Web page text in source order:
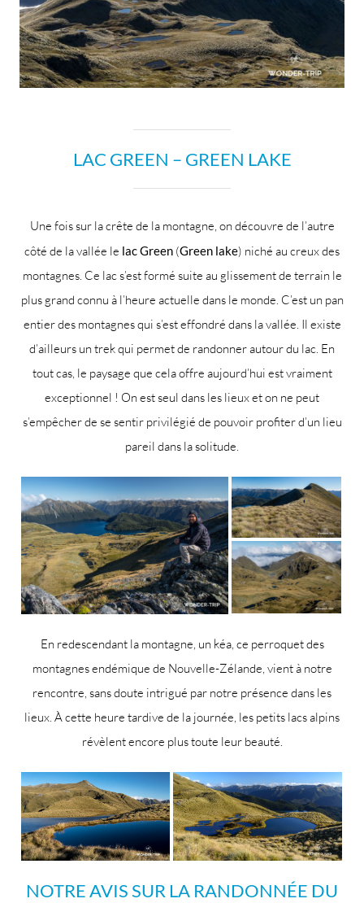
LAC GREEN – GREEN LAKE
Une fois sur la crête de la montagne, on découvre de l’autre
côté de la vallée le lac Green (Green lake) niché au creux des
montagnes. Ce lac s’est formé suite au glissement de terrain le
plus grand connu à l’heure actuelle dans le monde. C’est un pan
entier des montagnes qui s’est effondré dans la vallée. Il existe
d’ailleurs un trek qui permet de randonner autour du lac. En
tout cas, le paysage que cela offre aujourd’hui est vraiment
exceptionnel ! On est seul dans les lieux et on ne peut
s’empêcher de se sentir privilégié de pouvoir profiter d’un lieu
pareil dans la solitude.
En redescendant la montagne, un kéa, ce perroquet des
montagnes endémique de Nouvelle-Zélande, vient à notre
rencontre, sans doute intrigué par notre présence dans les
lieux. À cette heure tardive de la journée, les petits lacs alpins
révèlent encore plus toute leur beauté.
NOTRE AVIS SUR LA RANDONNÉE DU